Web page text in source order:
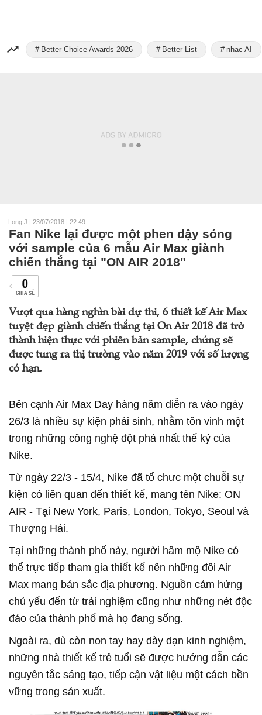
Better Choice Awards 2026 Better List nhạc AI
Long.J | 23/07/2018 | 22:49
Fan Nike lại được một phen dậy sóng
với sample của 6 mẫu Air Max giành
chiến thắng tại "ON AIR 2018"
0
CHIA SẺ
Vượt qua hàng nghìn bài dự thi, 6 thiết kế Air Max
tuyệt đẹp giành chiến thắng tại On Air 2018 đã trở
thành hiện thực với phiên bản sample, chúng sẽ
được tung ra thị trường vào năm 2019 với số lượng
có hạn.
Bên cạnh Air Max Day hàng năm diễn ra vào ngày
26/3 là nhiều sự kiện phái sinh, nhằm tôn vinh một
trong những công nghệ đột phá nhất thế kỷ của
Nike.
Từ ngày 22/3 - 15/4, Nike đã tổ chưc một chuỗi sự
kiện có liên quan đến thiết kế, mang tên Nike: ON
AIR - Tại New York, Paris, London, Tokyo, Seoul và
Thượng Hải.
Tại những thành phố này, người hâm mộ Nike có
thể trực tiếp tham gia thiết kế nên những đôi Air
Max mang bản sắc địa phương. Nguồn cảm hứng
chủ yếu đến từ trải nghiệm cũng như những nét độc
đáo của thành phố mà họ đang sống.
Ngoài ra, dù còn non tay hay dày dạn kinh nghiệm,
những nhà thiết kế trẻ tuổi sẽ được hướng dẫn các
nguyên tắc sáng tạo, tiếp cận vật liệu một cách bền
vững trong sản xuất.